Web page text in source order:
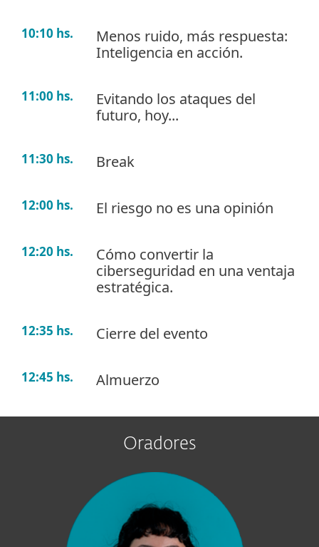
10:10 hs.
Menos ruido, más respuesta:
Inteligencia en acción.
11:00 hs.
Evitando los ataques del
futuro, hoy...
11:30 hs. Break
12:00 hs. El riesgo no es una opinión
12:20 hs.
Cómo convertir la
ciberseguridad en una ventaja
estratégica.
12:35 hs. Cierre del evento
12:45 hs. Almuerzo
Oradores